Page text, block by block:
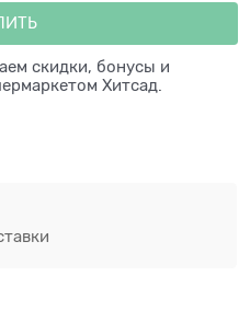
скидки, бонусы и
Хитсад.